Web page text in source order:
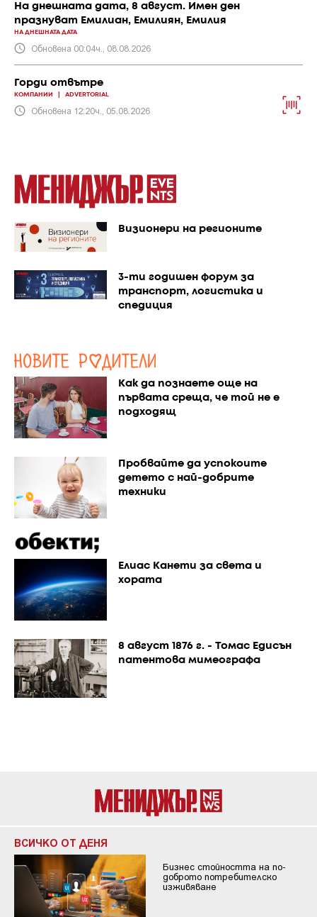
На днешната дата, 8 август. Имен ден
празнуват Емилиан, Емилиян, Емилия
НА ДНЕШНАТА ДАТА
Обновена 00:04ч., 08.08.2026
Горди отвътре
КОМПАНИИ ADVERTORIAL
Обновена 12:20ч., 05.08.2026
Визионери на регионите
3-ти годишен форум за
транспорт, логистика и
спедиция
Как да познаете още на
първата среща, че той не е
подходящ
Пробвайте да успокоите
детето с най-добрите
техники
Елиас Канети за света и
хората
8 август 1876 г. - Томас Едисън
патентова мимеографа
ВСИЧКО ОТ ДЕНЯ
Бизнес стойността на по-
доброто потребителско
изживяване